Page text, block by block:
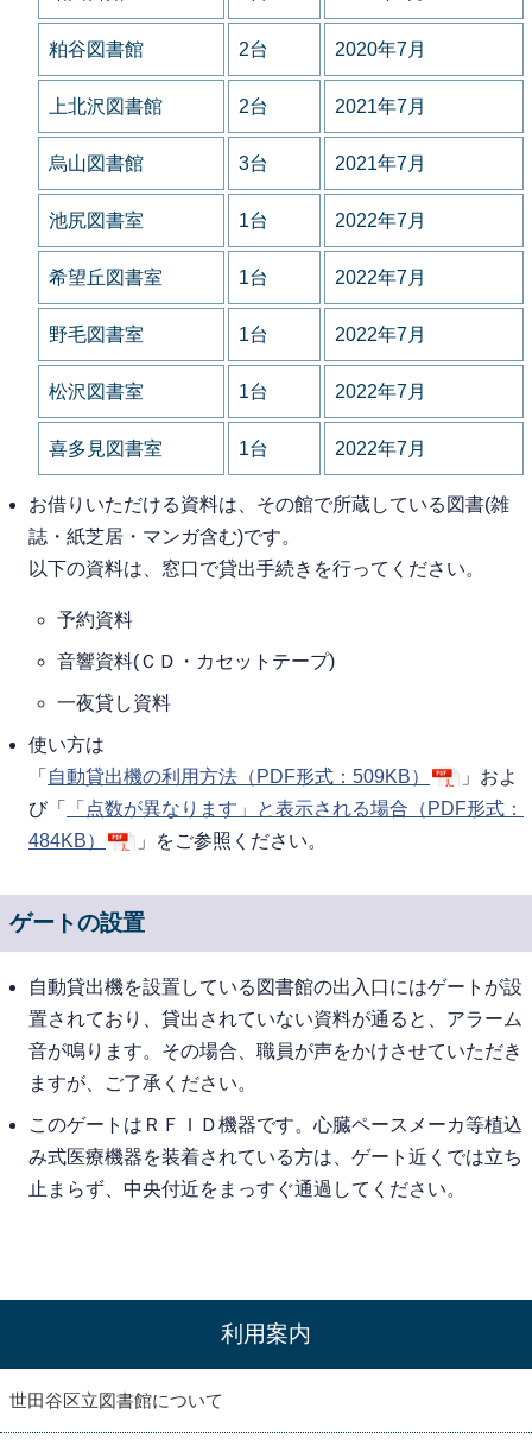
粕谷図書館 2台 2020年7月
上北沢図書館 2台 2021年7月
烏山図書館 3台 2021年7月
池尻図書室 1台 2022年7月
希望丘図書室 1台 2022年7月
野毛図書室 1台 2022年7月
松沢図書室 1台 2022年7月
喜多見図書室 1台 2022年7月
お借りいただける資料は、その館で所蔵している図書(雑
誌・紙芝居・マンガ含む)です。
以下の資料は、窓口で貸出手続きを行ってください。
予約資料
音響資料(ＣＤ・カセットテープ)
一夜貸し資料
使い方は
「 自動貸出機の利用方法（PDF形式：509KB）
」およ
び「
「点数が異なります」と表示される場合（PDF形式：
484KB）
」をご参照ください。
ゲートの設置
自動貸出機を設置している図書館の出入口にはゲートが設
置されており、貸出されていない資料が通ると、アラーム
音が鳴ります。その場合、職員が声をかけさせていただき
ますが、ご了承ください。
このゲートはＲＦＩＤ機器です。心臓ペースメーカ等植込
み式医療機器を装着されている方は、ゲート近くでは立ち
止まらず、中央付近をまっすぐ通過してください。
利用案内
世田谷区立図書館について